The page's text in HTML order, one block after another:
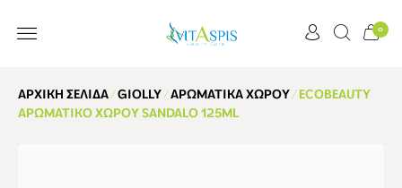
0
ΑΡΧΙΚΉ ΣΕΛΊΔΑ/GIOLLY/ΑΡΩΜΑΤΙΚΆ ΧΏΡΟΥ/ ECOBEAUTY
ΑΡΩΜΑΤΙΚΌ ΧΏΡΟΥ SANDALO 125ML